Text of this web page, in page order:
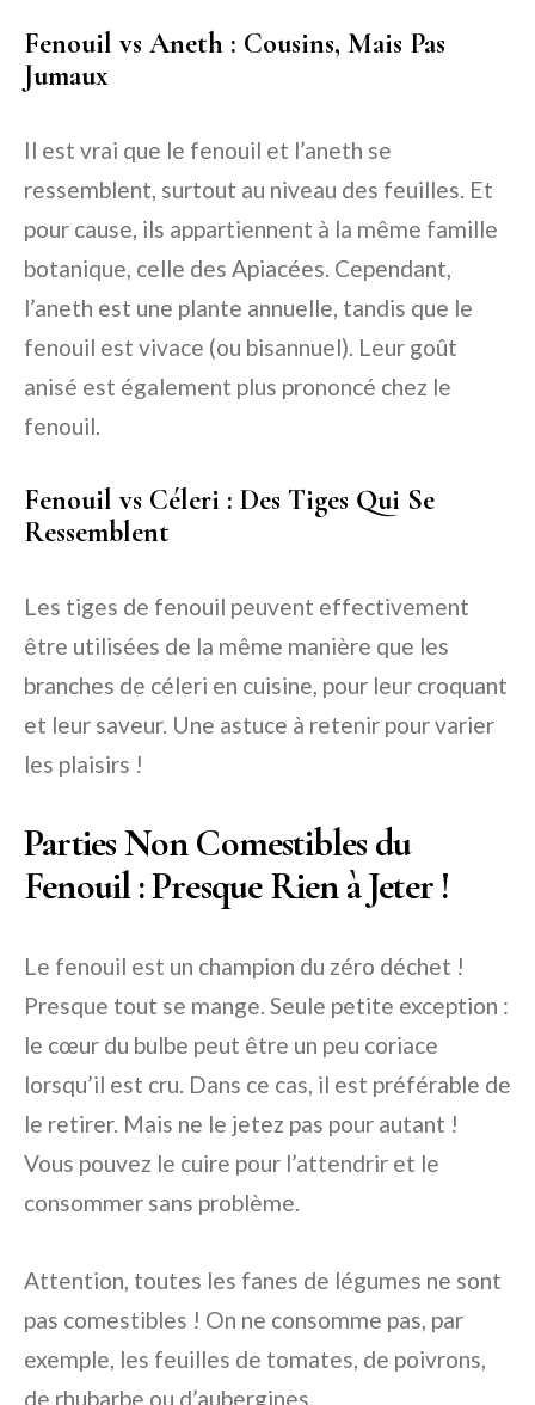
Fenouil vs Aneth : Cousins, Mais Pas
Jumaux
Il est vrai que le fenouil et l’aneth se
ressemblent, surtout au niveau des feuilles. Et
pour cause, ils appartiennent à la même famille
botanique, celle des Apiacées. Cependant,
l’aneth est une plante annuelle, tandis que le
fenouil est vivace (ou bisannuel). Leur goût
anisé est également plus prononcé chez le
fenouil.
Fenouil vs Céleri : Des Tiges Qui Se
Ressemblent
Les tiges de fenouil peuvent effectivement
être utilisées de la même manière que les
branches de céleri en cuisine, pour leur croquant
et leur saveur. Une astuce à retenir pour varier
les plaisirs !
Parties Non Comestibles du
Fenouil : Presque Rien à Jeter !
Le fenouil est un champion du zéro déchet !
Presque tout se mange. Seule petite exception :
le cœur du bulbe peut être un peu coriace
lorsqu’il est cru. Dans ce cas, il est préférable de
le retirer. Mais ne le jetez pas pour autant !
Vous pouvez le cuire pour l’attendrir et le
consommer sans problème.
Attention, toutes les fanes de légumes ne sont
pas comestibles ! On ne consomme pas, par
exemple, les feuilles de tomates, de poivrons,
de rhubarbe ou d’aubergines.